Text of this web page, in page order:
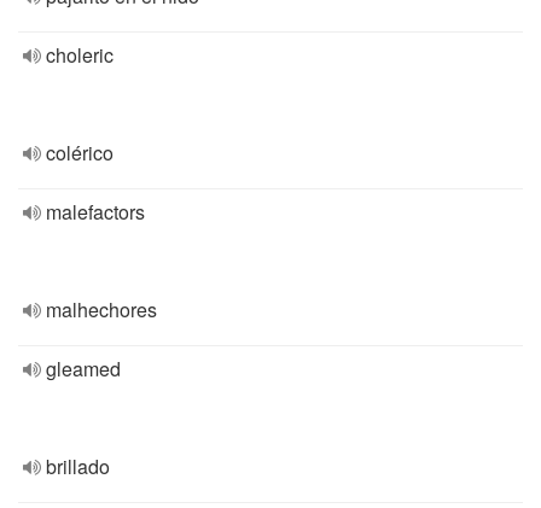
choleric
colérico
malefactors
malhechores
gleamed
brillado